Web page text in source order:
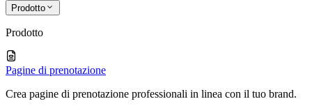
Prodotto
Prodotto
Pagine di prenotazione
Crea pagine di prenotazione professionali in linea con il tuo brand.